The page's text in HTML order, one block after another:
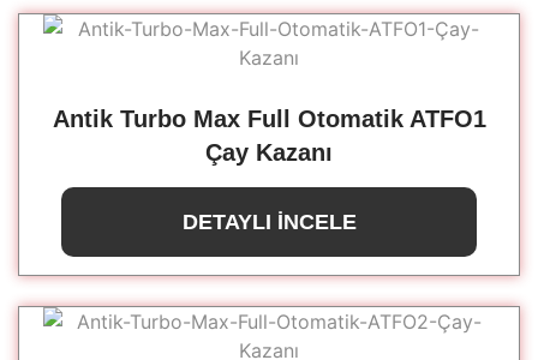
Antik Turbo Max Full Otomatik ATFO1
Çay Kazanı
DETAYLI İNCELE